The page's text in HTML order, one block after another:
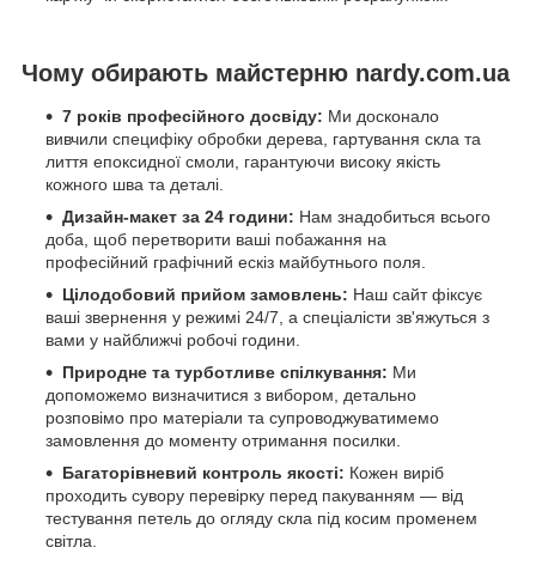
Чому обирають майстерню nardy.com.ua
7 років професійного досвіду: Ми досконало
вивчили специфіку обробки дерева, гартування скла та
лиття епоксидної смоли, гарантуючи високу якість
кожного шва та деталі.
Дизайн-макет за 24 години: Нам знадобиться всього
доба, щоб перетворити ваші побажання на
професійний графічний ескіз майбутнього поля.
Цілодобовий прийом замовлень: Наш сайт фіксує
ваші звернення у режимі 24/7, а спеціалісти зв'яжуться з
вами у найближчі робочі години.
Природне та турботливе спілкування: Ми
допоможемо визначитися з вибором, детально
розповімо про матеріали та супроводжуватимемо
замовлення до моменту отримання посилки.
Багаторівневий контроль якості: Кожен виріб
проходить сувору перевірку перед пакуванням — від
тестування петель до огляду скла під косим променем
світла.